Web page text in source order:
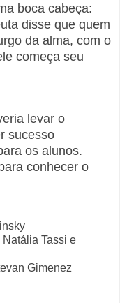
boca cabeça:
disse que quem
da alma, com o
começa seu
levar o
sucesso
os alunos.
conhecer o
Tassi e
Gimenez